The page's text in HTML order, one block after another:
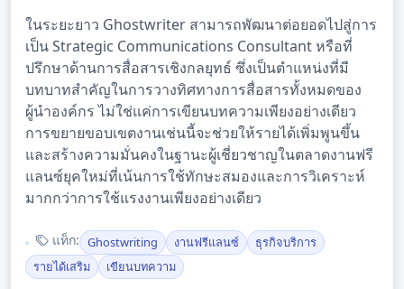
ในระยะยาว Ghostwriter สามารถพัฒนาต่อยอดไปสู่การ
เป็น Strategic Communications Consultant หรือที่
ปรึกษาด้านการสื่อสารเชิงกลยุทธ์ ซึ่งเป็นตำแหน่งที่มี
บทบาทสำคัญในการวางทิศทางการสื่อสารทั้งหมดของ
ผู้นำองค์กร ไม่ใช่แค่การเขียนบทความเพียงอย่างเดียว
การขยายขอบเขตงานเช่นนี้จะช่วยให้รายได้เพิ่มพูนขึ้น
และสร้างความมั่นคงในฐานะผู้เชี่ยวชาญในตลาดงานฟรี
แลนซ์ยุคใหม่ที่เน้นการใช้ทักษะสมองและการวิเคราะห์
มากกว่าการใช้แรงงานเพียงอย่างเดียว
แท็ก: Ghostwriting งานฟรีแลนซ์
ธุรกิจบริการ
รายได้เสริม
เขียนบทความ